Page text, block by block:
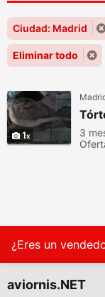
Ciudad: Madrid
Eliminar todo
1 3
¿Eres un
aviornis.NET